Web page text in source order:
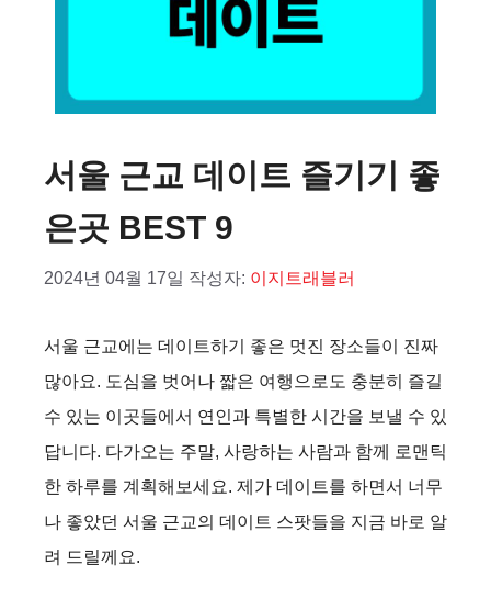
서울 근교 데이트 즐기기 좋
은곳 BEST 9
2024년 04월 17일 작성자: 이지트래블러
서울 근교에는 데이트하기 좋은 멋진 장소들이 진짜
많아요. 도심을 벗어나 짧은 여행으로도 충분히 즐길
수 있는 이곳들에서 연인과 특별한 시간을 보낼 수 있
답니다. 다가오는 주말, 사랑하는 사람과 함께 로맨틱
한 하루를 계획해보세요. 제가 데이트를 하면서 너무
나 좋았던 서울 근교의 데이트 스팟들을 지금 바로 알
려 드릴께요.